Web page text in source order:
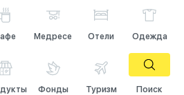
Медресе Отели Одежда
Фонды Туризм Поиск